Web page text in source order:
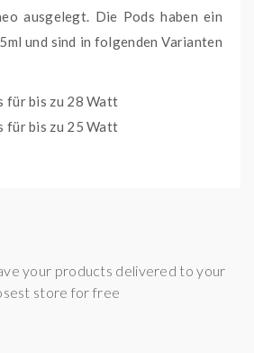
ausgelegt. Die Pods haben ein
und sind in folgenden Varianten
für bis zu 28 Watt
für bis zu 25 Watt
0,4 Ohm, 0,8 Ohm
your products delivered to your
store for free